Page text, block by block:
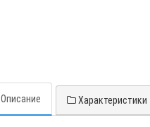
Описание Характеристики